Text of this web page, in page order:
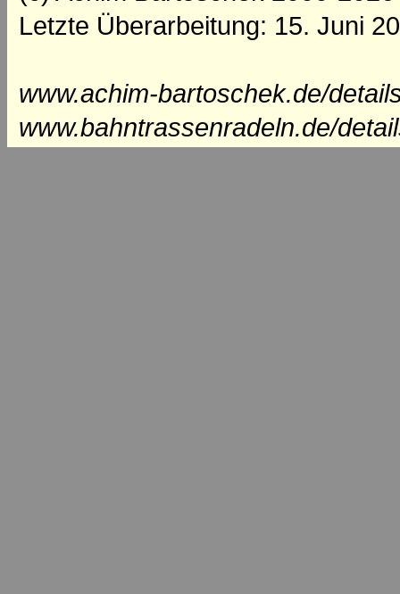
Letzte Überarbeitung: 15. Juni
www.achim-bartoschek.de/
www.bahntrassenradeln.de/